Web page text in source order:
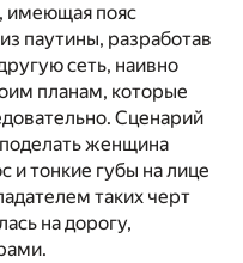
имеющая пояс
паутины, разработав
сеть, наивно
планам, которые
Сценарий
поделать женщина
и тонкие губы на лице
таких черт
на дорогу,